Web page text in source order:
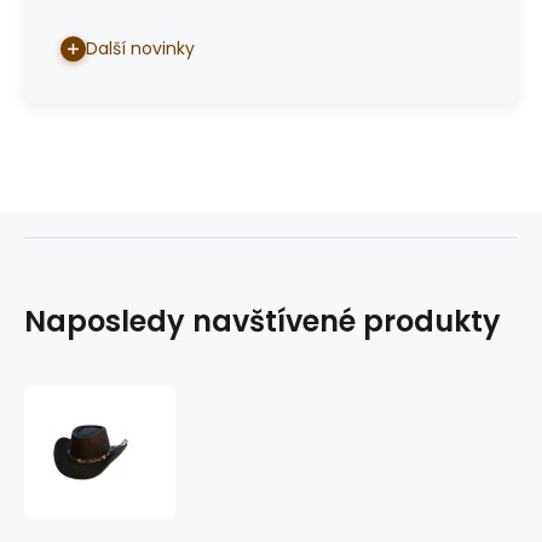
Další novinky
Naposledy navštívené produkty